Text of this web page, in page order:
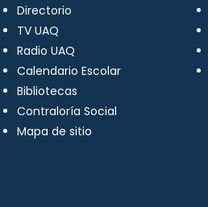
Directorio
TV UAQ
Radio UAQ
Calendario Escolar
Bibliotecas
Contraloría Social
Mapa de sitio